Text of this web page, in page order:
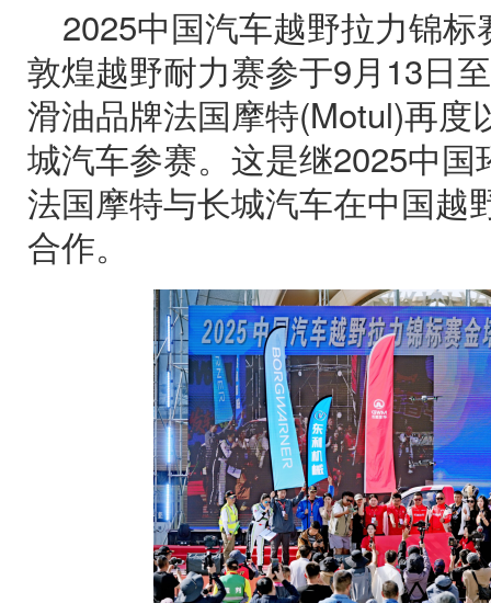
2025中国汽车越野拉力锦
敦煌越野耐力赛参于9月13日
滑油品牌法国摩特(Motul)再度
城汽车参赛。这是继2025中
法国摩特与长城汽车在中国越
合作。